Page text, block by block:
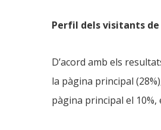
Perfil dels visitants
D’acord amb els
la pàgina principal
pàgina principal el 10%,